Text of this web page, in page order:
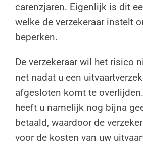
carenzjaren. Eigenlijk is dit
welke de verzekeraar instelt
beperken.
De verzekeraar wil het risico
net nadat u een
afgesloten komt te
heeft u namelijk nog bijna
betaald, waardoor de
voor de kosten van uw